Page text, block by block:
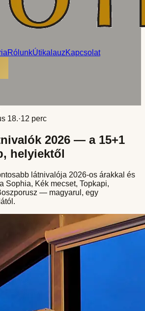
RólunkÚtikalauzKapcsolat
18.·12 perc
2026 — a 15+1
helyiektől
látnivalója 2026-os árakkal és
Sophia, Kék mecset, Topkapi,
— magyarul, egy